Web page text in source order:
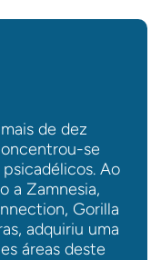
de dez
se
Ao
a Zamnesia,
Gorilla
adquiriu uma
áreas deste